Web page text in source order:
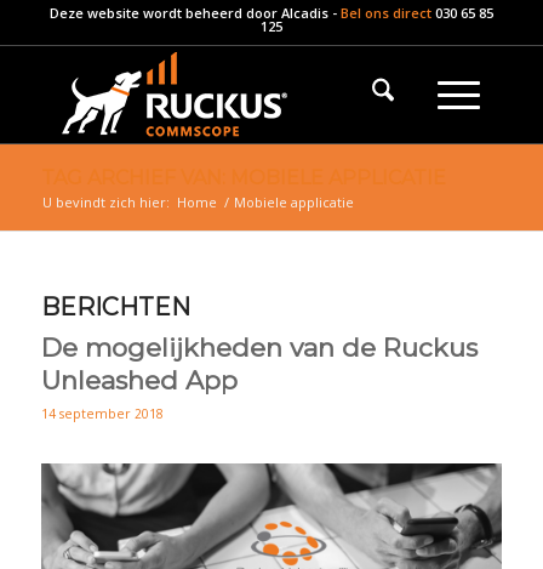
Deze website wordt beheerd door Alcadis- Bel ons direct 030 65 85
125
U bevindt zich hier: Home / Mobiele applicatie
BERICHTEN
De mogelijkheden van de Ruckus
Unleashed App
14 september 2018